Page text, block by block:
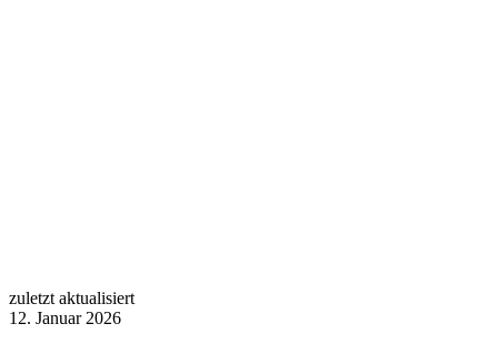
zuletzt aktualisiert
12. Januar 2026